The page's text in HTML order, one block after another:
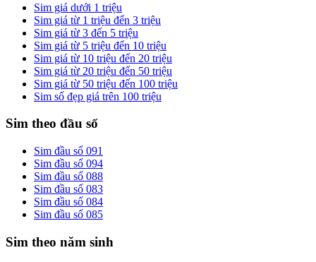
Sim giá dưới 1 triệu
Sim giá từ 1 triệu đến 3 triệu
Sim giá từ 3 đến 5 triệu
Sim giá từ 5 triệu đến 10 triệu
Sim giá từ 10 triệu đến 20 triệu
Sim giá từ 20 triệu đến 50 triệu
Sim giá từ 50 triệu đến 100 triệu
Sim số đẹp giá trên 100 triệu
Sim theo đầu số
Sim đầu số 091
Sim đầu số 094
Sim đầu số 088
Sim đầu số 083
Sim đầu số 084
Sim đầu số 085
Sim theo năm sinh